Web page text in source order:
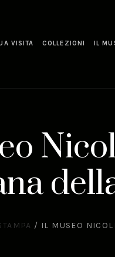
VISITA COLLEZIONI IL
/ IL MUSEO